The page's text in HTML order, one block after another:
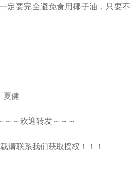
定要完全避免食用椰子油，只要
夏健
～～欢迎转发～～～
请联系我们获取授权！！！